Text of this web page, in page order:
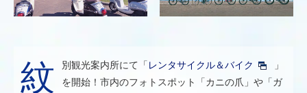
紋別観光案内所にて「 レンタサイクル＆バイク
」
を開始！市内のフォトスポット「カニの爪」や「ガ